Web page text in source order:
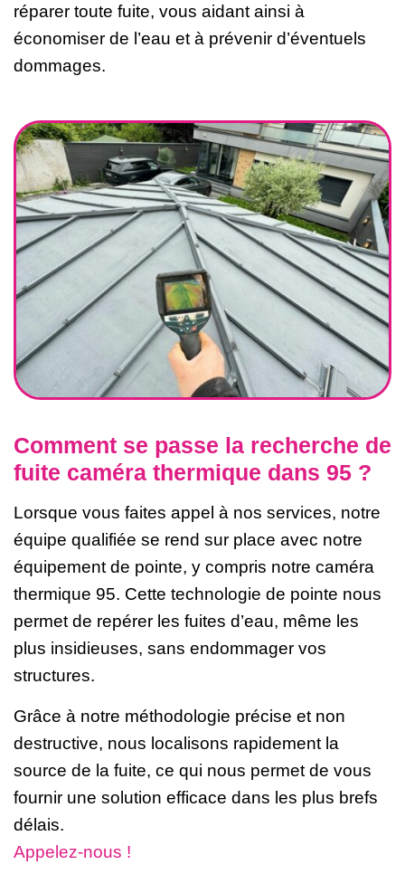
réparer toute fuite, vous aidant ainsi à
économiser de l’eau et à prévenir d’éventuels
dommages.
Comment se passe la recherche de
fuite caméra thermique dans 95 ?
Lorsque vous faites appel à nos services, notre
équipe qualifiée se rend sur place avec notre
équipement de pointe, y compris notre caméra
thermique 95. Cette technologie de pointe nous
permet de repérer les fuites d’eau, même les
plus insidieuses, sans endommager vos
structures.
Grâce à notre méthodologie précise et non
destructive, nous localisons rapidement la
source de la fuite, ce qui nous permet de vous
fournir une solution efficace dans les plus brefs
délais.
Appelez-nous !